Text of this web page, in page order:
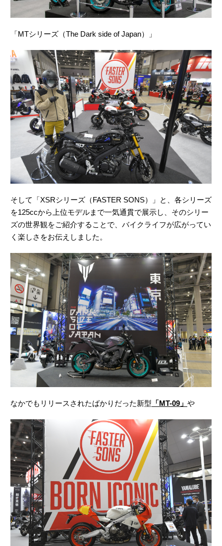
「MTシリーズ（The Dark side of Japan）」
そして「XSRシリーズ（FASTER SONS）」と、各シリーズ
を125ccから上位モデルまで一気通貫で展示し、そのシリー
ズの世界観をご紹介することで、バイクライフが広がってい
く楽しさをお伝えしました。
なかでもリリースされたばかりだった新型 「MT-09」 や